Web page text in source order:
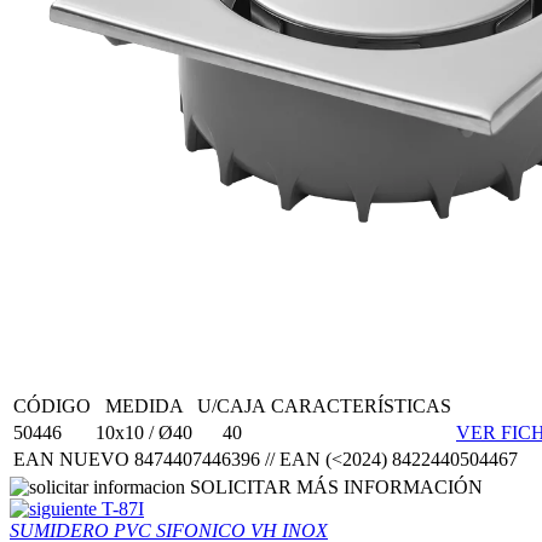
CÓDIGO MEDIDA U/CAJA CARACTERÍSTICAS
50446
10x10 / Ø40 40
VER
EAN NUEVO 8474407446396 // EAN (<2024) 8422440504467
SOLICITAR MÁS INFORMACIÓN
T-87I
SUMIDERO PVC SIFONICO VH INOX